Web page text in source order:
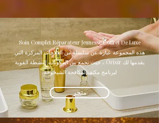
Soin Complet Réparateur Jeunesse Coffret De Luxe
هذه المجموعة عبارة عن سلسلة من العلاجات المركزة التي
يقدمها لك Ôrixir ، حيث تجمع بين المكونات النشطة القوية
لبرنامج مكثف لمكافحة الشيخوخة.
متجر